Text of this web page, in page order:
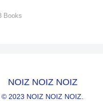
Books
NOIZ NOIZ NOIZ
© 2023 NOIZ NOIZ NOIZ.